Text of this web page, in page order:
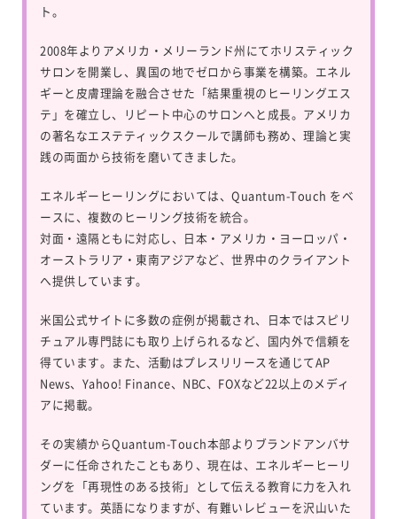
ト。
2008年よりアメリカ・メリーランド州にてホリスティック
サロンを開業し、異国の地でゼロから事業を構築。エネル
ギーと皮膚理論を融合させた「結果重視のヒーリングエス
テ」を確立し、リピート中心のサロンへと成長。アメリカ
の著名なエステティックスクールで講師も務め、理論と実
践の両面から技術を磨いてきました。
エネルギーヒーリングにおいては、 Quantum-Touch をベ
ースに、複数のヒーリング技術を統合。
対面・遠隔ともに対応し、日本・アメリカ・ヨーロッパ・
オーストラリア・東南アジアなど、世界中のクライアント
へ提供しています。
米国公式サイトに多数の症例が掲載され、日本ではスピリ
チュアル専門誌にも取り上げられるなど、国内外で信頼を
得ています。また、活動はプレスリリースを通じてAP
News、Yahoo! Finance、NBC、FOXなど22以上のメディ
アに掲載。
その実績からQuantum-Touch本部よりブランドアンバサ
ダーに任命されたこともあり、現在は、エネルギーヒーリ
ングを「再現性のある技術」として伝える教育に力を入れ
ています。英語になりますが、有難いレビューを沢山いた